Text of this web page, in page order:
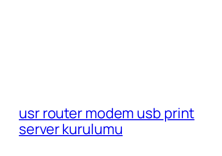
usr router modem usb print
server kurulumu